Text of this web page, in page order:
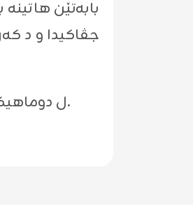
بابەتێن
جڤاکیدا و د
ل دوماھیکا سمینارێ گەنگەشە ل سەر بابەتی ھاتەکرن و پسیارێن قوتابیان ھاتنە بەرسڤدان ژلایێ ماموستایێ ڤە.